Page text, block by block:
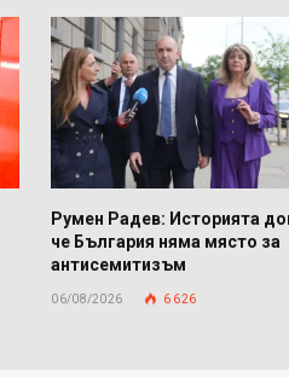
Румен Радев: Историята
че България няма място за
антисемитизъм
06/08/2026 6 626